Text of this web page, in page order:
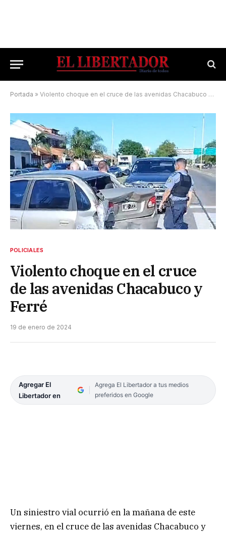
Portada » Violento choque en el cruce de las avenidas Chacabuco y Ferré
POLICIALES
Violento choque en el cruce
de las avenidas Chacabuco y
Ferré
19 de enero de 2024
Agregar El
Libertador en
Agrega El Libertador a tus medios
preferidos en Google
Un siniestro vial ocurrió en la mañana de este
viernes, en el cruce de las avenidas Chacabuco y